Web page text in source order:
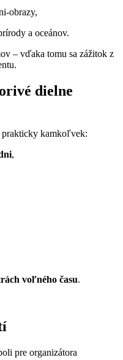
obrazy,
a oceánov.
– vďaka tomu sa zážitok z
dielne
prakticky kamkoľvek:
,
voľného času.
pre organizátora